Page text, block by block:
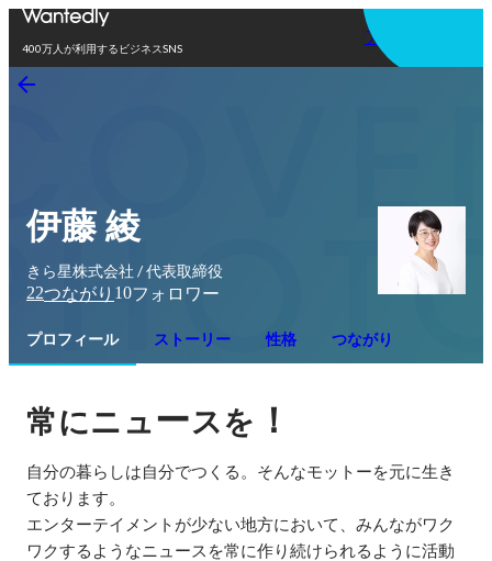
400万人が利用するビジネスSNS
アプリを使う
伊藤 綾
きら星株式会社 / 代表取締役
22つながり 10フォロワー
プロフィール ストーリー 性格 つながり
常にニュースを ！
自分の暮らしは自分でつくる。そんなモットーを元に生き
ております。
エンターテイメントが少ない地方において、みんながワク
ワクするようなニュースを常に作り続けられるように活動